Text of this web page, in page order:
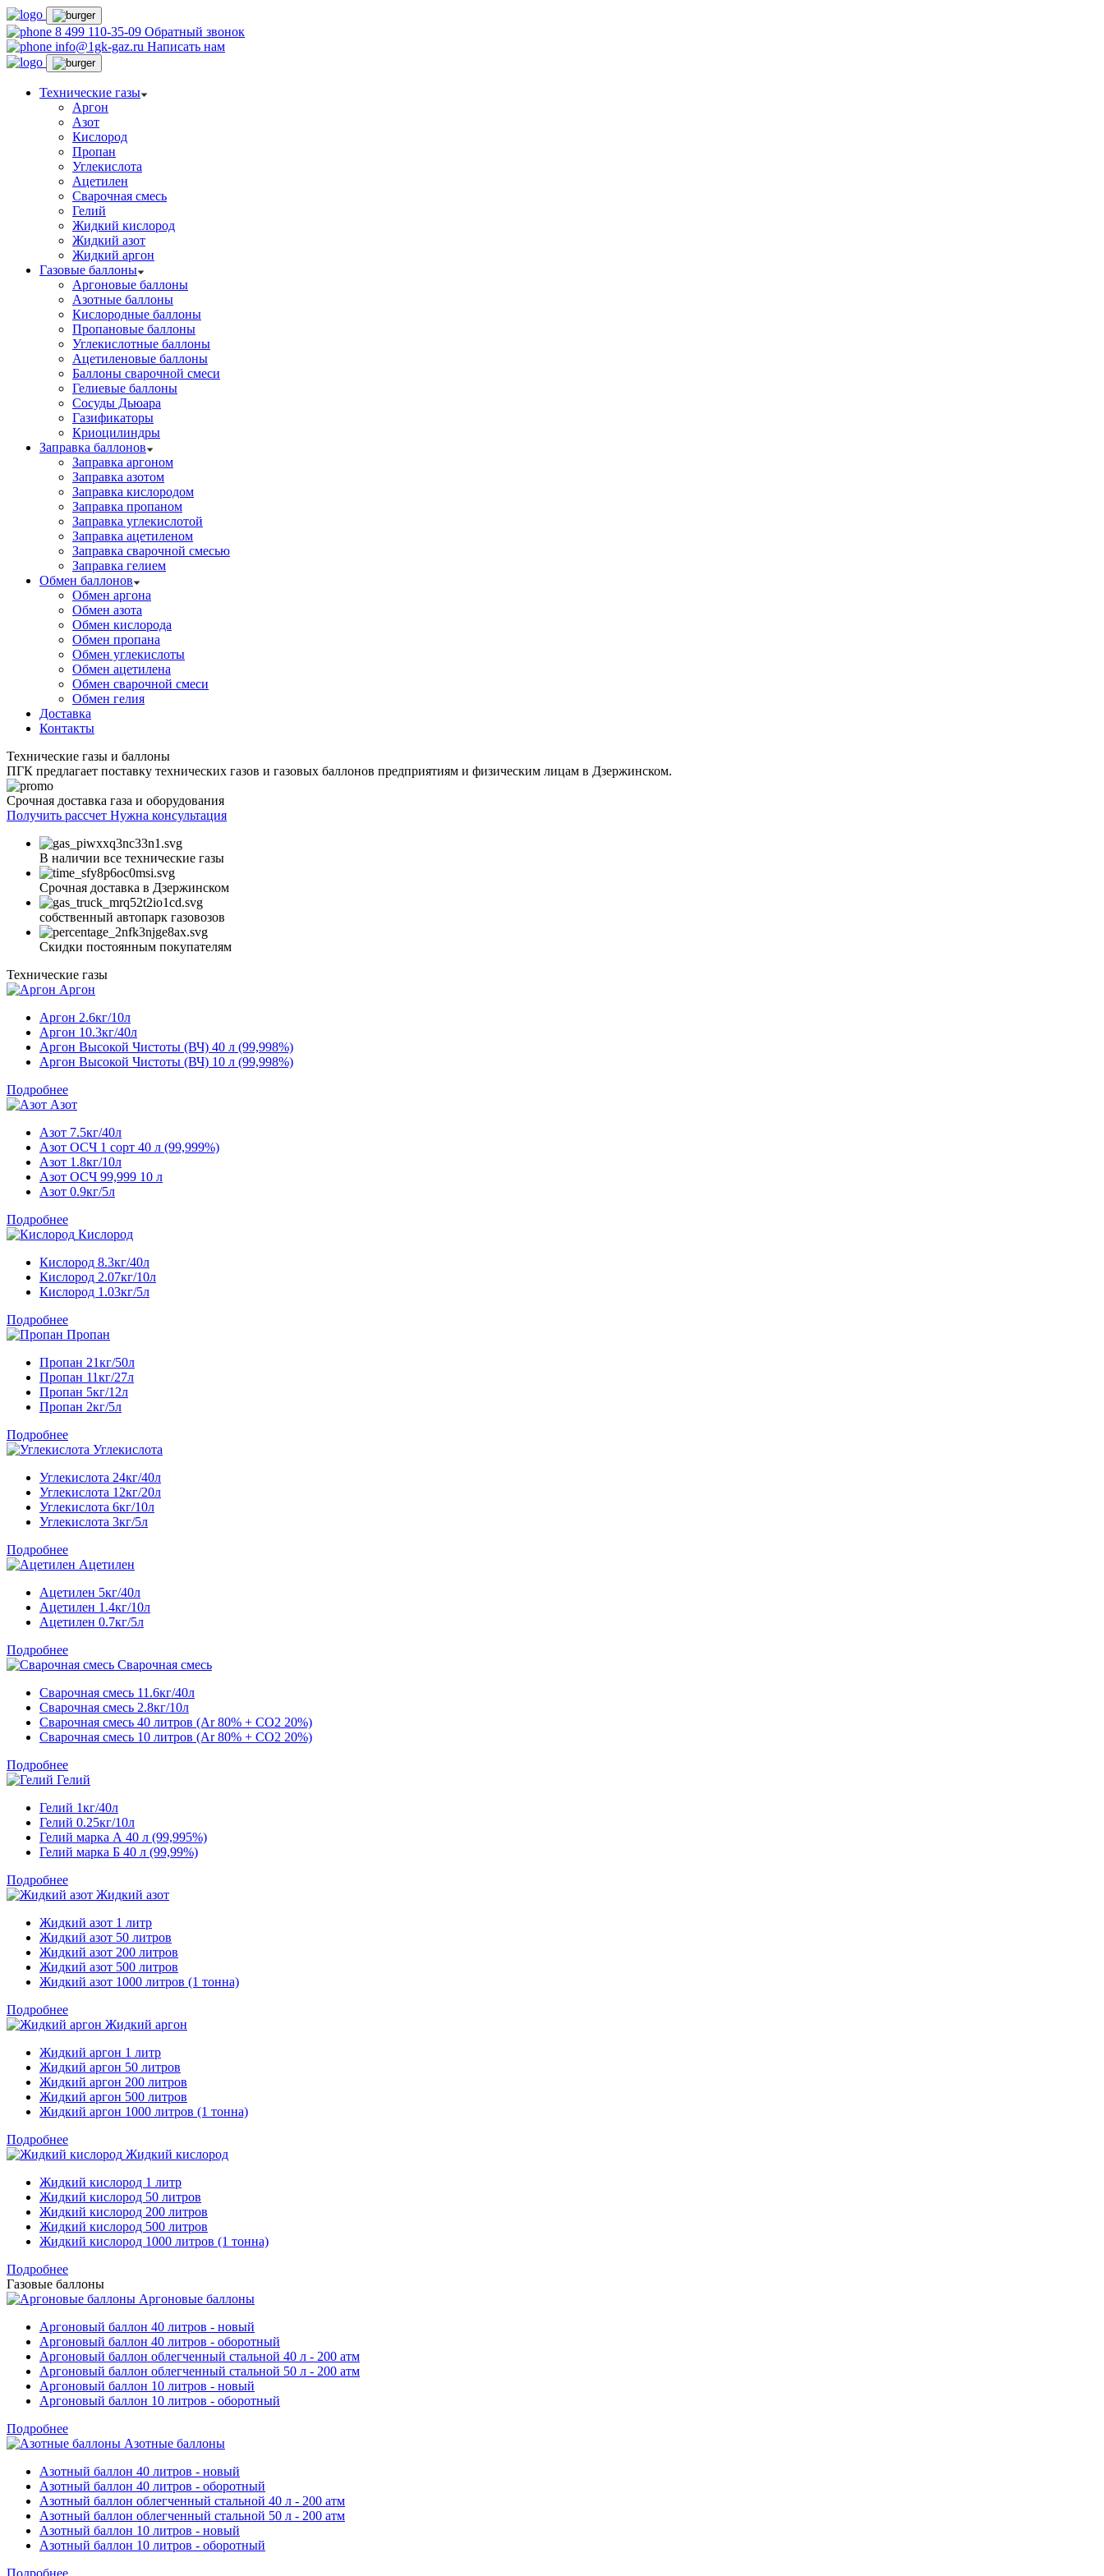
8 499 110-35-09 Обратный звонок
info@1gk-gaz.ru Написать нам
Технические газы
Аргон
Азот
Кислород
Пропан
Углекислота
Ацетилен
Сварочная смесь
Гелий
Жидкий кислород
Жидкий азот
Жидкий аргон
Газовые баллоны
Аргоновые баллоны
Азотные баллоны
Кислородные баллоны
Пропановые баллоны
Углекислотные баллоны
Ацетиленовые баллоны
Баллоны сварочной смеси
Гелиевые баллоны
Сосуды Дьюара
Газификаторы
Криоцилиндры
Заправка баллонов
Заправка аргоном
Заправка азотом
Заправка кислородом
Заправка пропаном
Заправка углекислотой
Заправка ацетиленом
Заправка сварочной смесью
Заправка гелием
Обмен баллонов
Обмен аргона
Обмен азота
Обмен кислорода
Обмен пропана
Обмен углекислоты
Обмен ацетилена
Обмен сварочной смеси
Обмен гелия
Доставка
Контакты
Технические газы и баллоны
ПГК предлагает поставку технических газов и газовых баллонов предприятиям и физическим лицам в Дзержинском.
Срочная доставка газа и оборудования
Получить рассчет Нужна консультация
В наличии все технические газы
Срочная доставка в Дзержинском
собственный автопарк газовозов
Скидки постоянным покупателям
Технические газы
Аргон
Аргон 2.6кг/10л
Аргон 10.3кг/40л
Аргон Высокой Чистоты (ВЧ) 40 л (99,998%)
Аргон Высокой Чистоты (ВЧ) 10 л (99,998%)
Подробнее
Азот
Азот 7.5кг/40л
Азот ОСЧ 1 сорт 40 л (99,999%)
Азот 1.8кг/10л
Азот ОСЧ 99,999 10 л
Азот 0.9кг/5л
Подробнее
Кислород
Кислород 8.3кг/40л
Кислород 2.07кг/10л
Кислород 1.03кг/5л
Подробнее
Пропан
Пропан 21кг/50л
Пропан 11кг/27л
Пропан 5кг/12л
Пропан 2кг/5л
Подробнее
Углекислота
Углекислота 24кг/40л
Углекислота 12кг/20л
Углекислота 6кг/10л
Углекислота 3кг/5л
Подробнее
Ацетилен
Ацетилен 5кг/40л
Ацетилен 1.4кг/10л
Ацетилен 0.7кг/5л
Подробнее
Сварочная смесь
Сварочная смесь 11.6кг/40л
Сварочная смесь 2.8кг/10л
Сварочная смесь 40 литров (Ar 80% + CO2 20%)
Сварочная смесь 10 литров (Ar 80% + CO2 20%)
Подробнее
Гелий
Гелий 1кг/40л
Гелий 0.25кг/10л
Гелий марка А 40 л (99,995%)
Гелий марка Б 40 л (99,99%)
Подробнее
Жидкий азот
Жидкий азот 1 литр
Жидкий азот 50 литров
Жидкий азот 200 литров
Жидкий азот 500 литров
Жидкий азот 1000 литров (1 тонна)
Подробнее
Жидкий аргон
Жидкий аргон 1 литр
Жидкий аргон 50 литров
Жидкий аргон 200 литров
Жидкий аргон 500 литров
Жидкий аргон 1000 литров (1 тонна)
Подробнее
Жидкий кислород
Жидкий кислород 1 литр
Жидкий кислород 50 литров
Жидкий кислород 200 литров
Жидкий кислород 500 литров
Жидкий кислород 1000 литров (1 тонна)
Подробнее
Газовые баллоны
Аргоновые баллоны
Аргоновый баллон 40 литров - новый
Аргоновый баллон 40 литров - оборотный
Аргоновый баллон облегченный стальной 40 л - 200 атм
Аргоновый баллон облегченный стальной 50 л - 200 атм
Аргоновый баллон 10 литров - новый
Аргоновый баллон 10 литров - оборотный
Подробнее
Азотные баллоны
Азотный баллон 40 литров - новый
Азотный баллон 40 литров - оборотный
Азотный баллон облегченный стальной 40 л - 200 атм
Азотный баллон облегченный стальной 50 л - 200 атм
Азотный баллон 10 литров - новый
Азотный баллон 10 литров - оборотный
Подробнее